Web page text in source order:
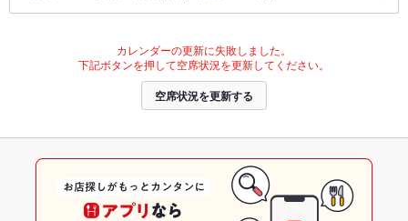
カレンダーの更新に失敗しました。
下記ボタンを押して空席状況を更新してください。
空席状況を更新する